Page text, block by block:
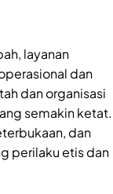
layanan
dan
dan organisasi
semakin ketat.
dan
perilaku etis dan